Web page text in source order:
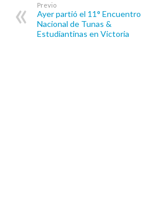
Previo
Ayer partió el 11° Encuentro
Nacional de Tunas &
Estudiantinas en Victoria